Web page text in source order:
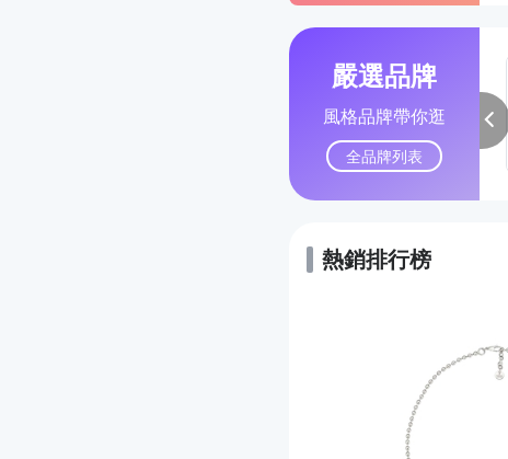
嚴選品牌
風格品牌帶你逛
全品牌列表
熱銷排行榜